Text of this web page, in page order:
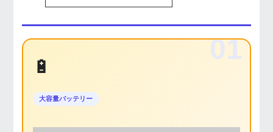
01
🔋
大容量バッテリー